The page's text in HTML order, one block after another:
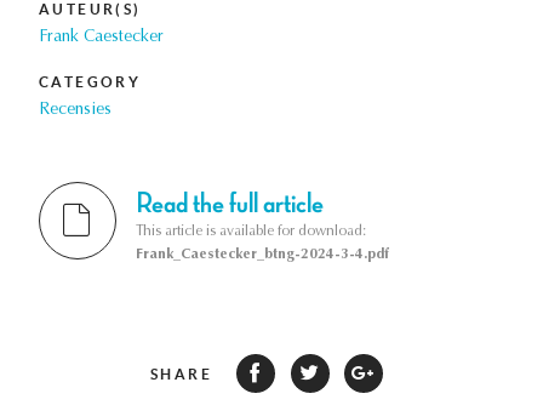
AUTEUR(S)
Frank Caestecker
CATEGORY
Recensies
Read the full article
This article is available for download:
Frank_Caestecker_btng-2024-3-4.pdf
SHARE